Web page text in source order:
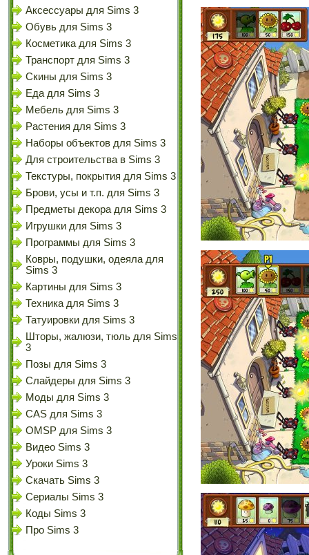
Аксессуары для Sims 3
Обувь для Sims 3
Косметика для Sims 3
Транспорт для Sims 3
Скины для Sims 3
Еда для Sims 3
Мебель для Sims 3
Растения для Sims 3
Наборы объектов для Sims 3
Для строительства в Sims 3
Текстуры, покрытия для Sims 3
Брови, усы и т.п. для Sims 3
Предметы декора для Sims 3
Игрушки для Sims 3
Программы для Sims 3
Ковры, подушки, одеяла для
Sims 3
Картины для Sims 3
Техника для Sims 3
Татуировки для Sims 3
Шторы, жалюзи, тюль для Sims
3
Позы для Sims 3
Слайдеры для Sims 3
Моды для Sims 3
CAS для Sims 3
OMSP для Sims 3
Видео Sims 3
Уроки Sims 3
Скачать Sims 3
Сериалы Sims 3
Коды Sims 3
Про Sims 3